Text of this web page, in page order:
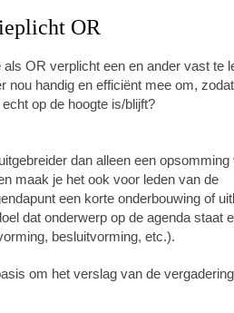
OR
OR verplicht een en ander vast te
nou handig en efficiënt mee om,
op de hoogte is/blijft?
dan alleen een opsomming
maak je het ook voor leden van de
een korte onderbouwing of
dat onderwerp op de agenda staat
besluitvorming, etc.).
om het verslag van de